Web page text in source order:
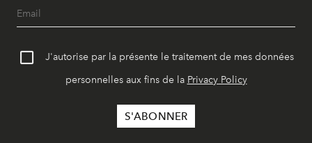
J'autorise par la présente le traitement de mes données
personnelles aux fins de la Privacy Policy